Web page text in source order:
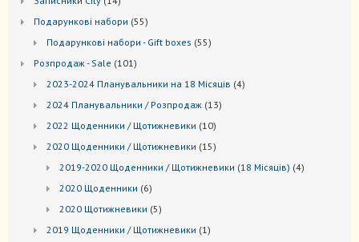
Подарункові набори 5555
Подарункові набори - Gift boxes 5555
Розпродаж - Sale 101 101
2023-2024 Планувальники на 18 Місяців 44
2024 Планувальники / Розпродаж 1313
2022 Щоденники / Щотижневики 1010
2020 Щоденники / Щотижневики 1515
2019-2020 Щоденники / Щотижневики (18 Місяців) 44
2020 Щоденники 66
2020 Щотижневики 55
2019 Щоденники / Щотижневики 1 1